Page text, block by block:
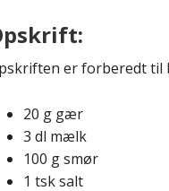
er forberedt
20 g gær
3 dl mælk
100 g smør
1 tsk salt